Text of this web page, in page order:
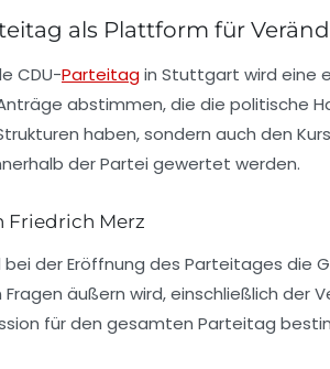
als Plattform für
CDU-Parteitagin Stuttgart wird eine
abstimmen, die die politische
haben, sondern auch den
der Partei gewertet werden.
Friedrich Merz
bei der Eröffnung des Parteitages
äußern wird, einschließlich der
für den gesamten Parteitag